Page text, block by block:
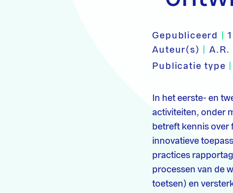
Gepubliceerd |
Auteur(s)
A.R.
Publicatie type
In het eerste- en
activiteiten, onder
betreft kennis over
innovatieve
practices
processen van de
toetsen) en